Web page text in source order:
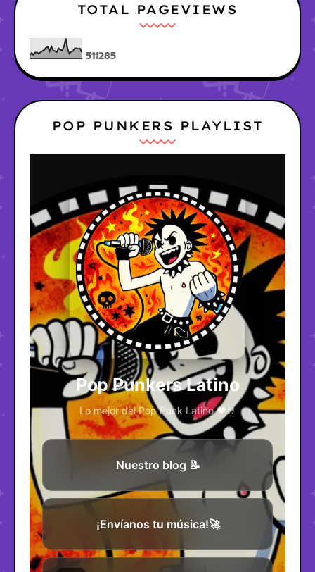
TOTAL PAGEVIEWS
511285
POP PUNKERS PLAYLIST